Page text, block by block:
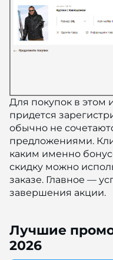
Для покупок в этом
придется
обычно не
предложениями.
каким именно
скидку можно
заказе. Главное —
завершения акции.
Лучшие
2026